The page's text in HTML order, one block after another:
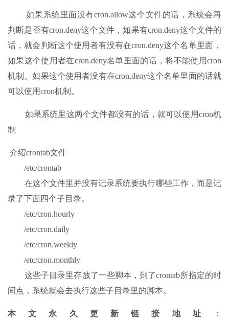
如果系统里面没有cron.allow这个文件的话，系统会再
判断是否有cron.deny这个文件，如果有cron.deny这个文件的
话，就会判断这个使用者有没有在cron.deny这个名单里面，
如果这个使用者在cron.deny名单里面的话，将不能使用cron
机制。如果这个使用者没有在cron.deny这个名单里面的话就
可以使用cron机制。
如果系统里这两个文件都没有的话，就可以使用cron机
制
介绍crontab文件
/etc/crontab
在这个文件里并没有记录系统要执行哪些工作，而是记
录了下面四个子目录。
/etc/cron.hourly
/etc/cron.daily
/etc/cron.weekly
/etc/cron.monthly
这些子目录里存放了一些脚本，到了crontab所指定的时
间点，系统就会去执行这些子目录里的脚本。
本文永久更新链接地址
：